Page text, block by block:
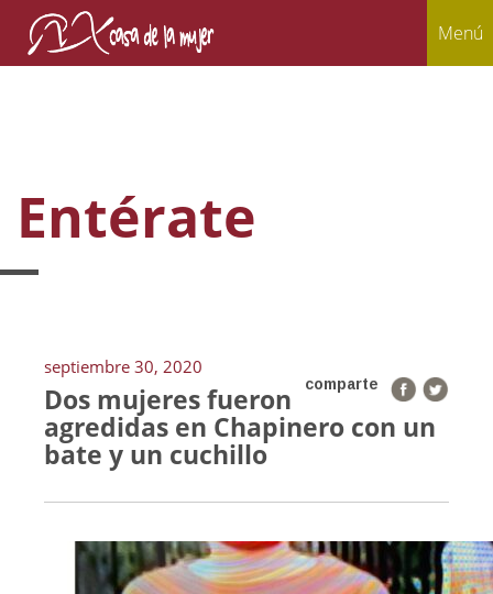
Menú
Entérate
septiembre 30, 2020
comparte
Dos mujeres fueron
agredidas en Chapinero con un
bate y un cuchillo